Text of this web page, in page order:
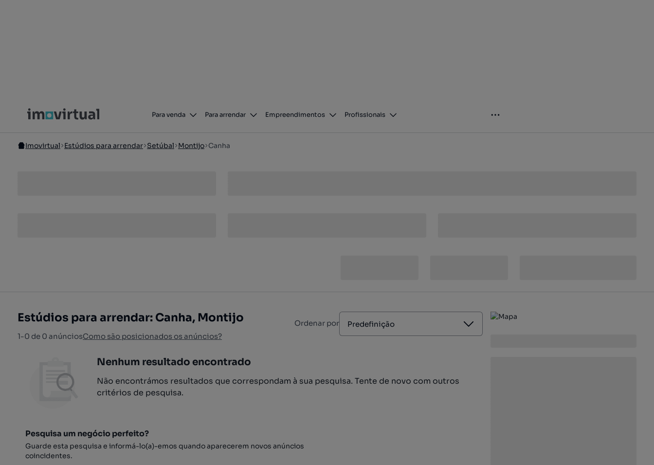
Para venda Para arrendar Empreendimentos Profissionais
Imovirtual Estúdios para arrendar Setúbal Montijo Canha
Estúdios para arrendar: Canha, Montijo
1-0 de 0 anúnciosComo são posicionados os anúncios?
Ordenar por Predefinição
Nenhum resultado encontrado
Não encontrámos resultados que correspondam à sua pesquisa. Tente de novo com outros
critérios de pesquisa.
Pesquisa um negócio perfeito?
Guarde esta pesquisa e informá-lo(a)-emos quando aparecerem novos anúncios
coincidentes.